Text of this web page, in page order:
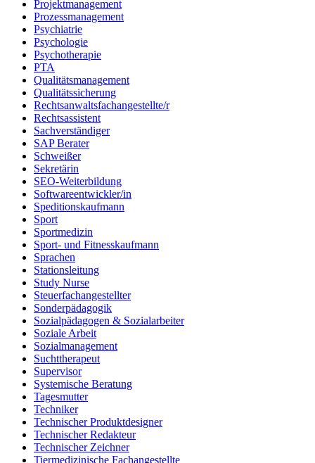
Projektmanagement
Prozessmanagement
Psychiatrie
Psychologie
Psychotherapie
PTA
Qualitätsmanagement
Qualitätssicherung
Rechtsanwaltsfachangestellte/r
Rechtsassistent
Sachverständiger
SAP Berater
Schweißer
Sekretärin
SEO-Weiterbildung
Softwareentwickler/in
Speditionskaufmann
Sport
Sportmedizin
Sport- und Fitnesskaufmann
Sprachen
Stationsleitung
Study Nurse
Steuerfachangestellter
Sonderpädagogik
Sozialpädagogen & Sozialarbeiter
Soziale Arbeit
Sozialmanagement
Suchttherapeut
Supervisor
Systemische Beratung
Tagesmutter
Techniker
Technischer Produktdesigner
Technischer Redakteur
Technischer Zeichner
Tiermedizinische Fachangestellte